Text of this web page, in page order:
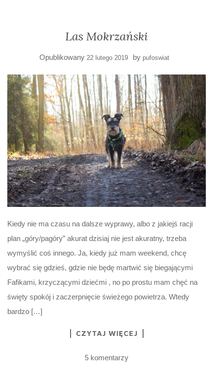
Las Mokrzański
Opublikowany 22 lutego 2019 by pufoswiat
Kiedy nie ma czasu na dalsze wyprawy, albo z jakiejś racji
plan „góry/pagóry” akurat dzisiaj nie jest akuratny, trzeba
wymyślić coś innego. Ja, kiedy już mam weekend, chcę
wybrać się gdzieś, gdzie nie będę martwić się biegającymi
Fafikami, krzyczącymi dziećmi , no po prostu mam chęć na
święty spokój i zaczerpnięcie świeżego powietrza. Wtedy
bardzo […]
CZYTAJ WIĘCEJ
5 komentarzy